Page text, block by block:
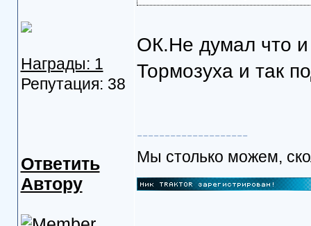
Награды: 1
Репутация: 38
Ответить
Автору
ОК.Не думал что
Тормозуха и так
--------------------
Мы столько можем,